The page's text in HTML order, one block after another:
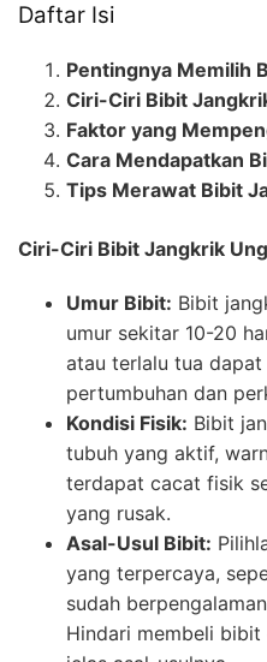
Daftar Isi
Pentingnya Memilih
Ciri-Ciri Bibit
Faktor yang
Cara Mendapatkan
Tips Merawat Bibit
Ciri-Ciri Bibit Jangkrik
Umur Bibit: Bibit
umur sekitar 10-20
atau terlalu tua dapat
pertumbuhan dan
Kondisi Fisik: Bibit
tubuh yang aktif,
terdapat cacat fisik
yang rusak.
Asal-Usul Bibit:
yang terpercaya,
sudah
Hindari membeli